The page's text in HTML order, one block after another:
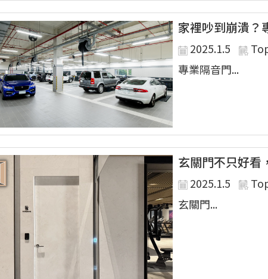
家裡吵到崩潰？
2025.1.5
專業隔音門...
玄關門不只好看
2025.1.5
玄關門...